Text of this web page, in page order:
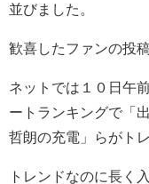
並びました。
歓喜したファンの投
ネットでは１０日午
ートランキングで「
哲朗の充電」らがト
トレンドなのに長く